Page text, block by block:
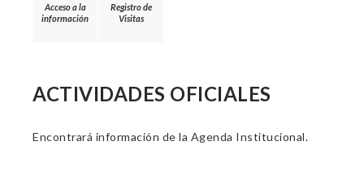
Acceso a la
información
Registro de
Visitas
ACTIVIDADES OFICIALES
Encontrará información de la Agenda Institucional.